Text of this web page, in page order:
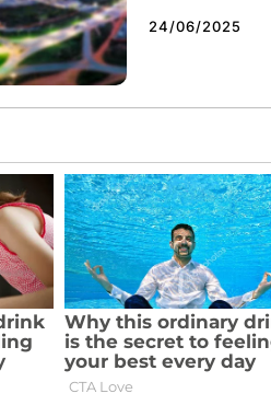
24/06/2025